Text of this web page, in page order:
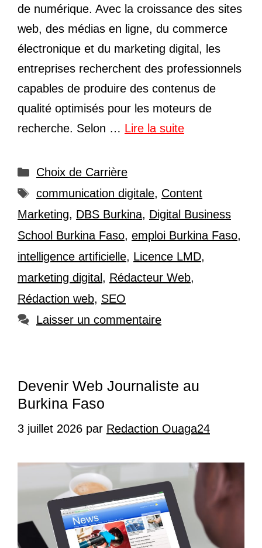
de numérique. Avec la croissance des sites
web, des médias en ligne, du commerce
électronique et du marketing digital, les
entreprises recherchent des professionnels
capables de produire des contenus de
qualité optimisés pour les moteurs de
recherche. Selon … Lire la suite
Catégories
Choix de Carrière
Étiquettes
communication digitale, Content
Marketing, DBS Burkina, Digital Business
School Burkina Faso, emploi Burkina Faso,
intelligence artificielle, Licence LMD,
marketing digital , Rédacteur Web,
Rédaction web, SEO
Laisser un commentaire
Devenir Web Journaliste au
Burkina Faso
3 juillet 2026 par Redaction Ouaga24